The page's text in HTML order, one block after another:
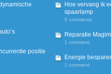
positie
Hoe vervang ik
spaarlamp
5 comments
Reparatie
1 comment
Energie
1 comment